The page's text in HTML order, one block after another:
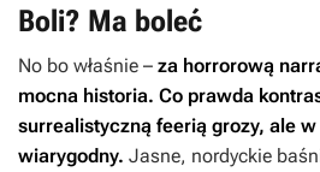
Boli? Ma boleć
No bo właśnie – za horrorową
mocna historia. Co prawda
surrealistyczną feerią grozy, ale w
wiarygodny. Jasne, nordyckie